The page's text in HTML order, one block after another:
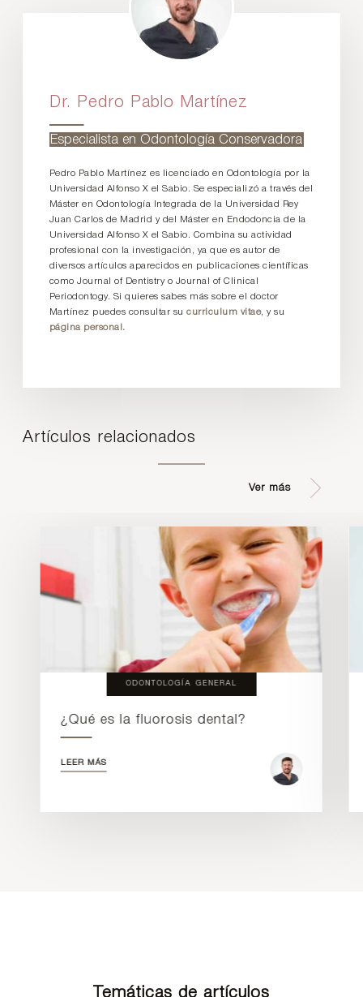
Dr. Pedro Pablo Martínez
Especialista en Odontología Conservadora
Pedro Pablo Martínez es licenciado en Odontología por la
Universidad Alfonso X el Sabio. Se especializó a través del
Máster en Odontología Integrada de la Universidad Rey
Juan Carlos de Madrid y del Máster en Endodoncia de la
Universidad Alfonso X el Sabio. Combina su actividad
profesional con la investigación, ya que es autor de
diversos artículos aparecidos en publicaciones científicas
como Journal of Dentistry o Journal of Clinical
Periodontogy. Si quieres sabes más sobre el doctor
Martínez puedes consultar sucurriculum vitae, y su
página personal.
Artículos relacionados
Ver más
ODONTOLOGÍA GENERAL
¿Qué es la fluorosis dental?
LEER MÁS
Temáticas de artículos